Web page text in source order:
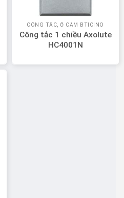
CÔNG TẮC, Ổ CẮM BTICINO
Công tắc 1 chiều Axolute
HC4001N